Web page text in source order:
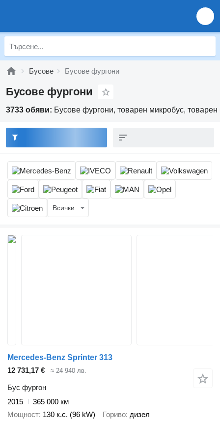
Бусове Бусове фургони
Бусове фургони
3733 обяви: Бусове фургони, товарен микробус,
Всички
Mercedes-Benz Sprinter 313
12 731,17 €
≈ 24 940 лв.
Бус фургон
2015
365 000 км
Мощност 130 к.с. (96 kW) Гориво дизел